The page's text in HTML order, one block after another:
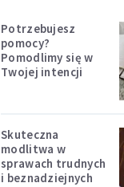
Potrzebujesz
pomocy?
Pomodlimy się w
Twojej intencji
Skuteczna
modlitwa w
sprawach trudnych
i beznadziejnych